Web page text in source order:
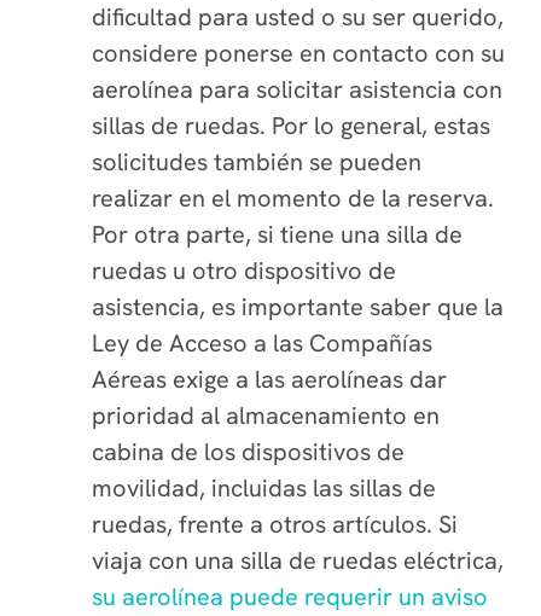
dificultad para usted o su ser querido,
considere ponerse en contacto con su
aerolínea para solicitar asistencia con
sillas de ruedas. Por lo general, estas
solicitudes también se pueden
realizar en el momento de la reserva.
Por otra parte, si tiene una silla de
ruedas u otro dispositivo de
asistencia, es importante saber que la
Ley de Acceso a las Compañías
Aéreas exige a las aerolíneas dar
prioridad al almacenamiento en
cabina de los dispositivos de
movilidad, incluidas las sillas de
ruedas, frente a otros artículos. Si
viaja con una silla de ruedas eléctrica,
su aerolínea puede requerir un aviso